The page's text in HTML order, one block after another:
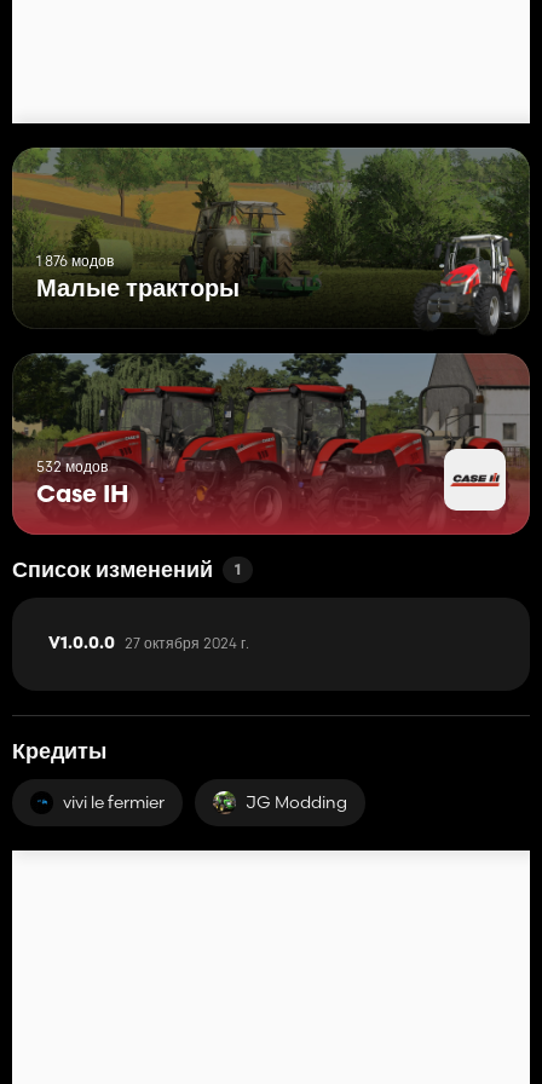
1 876 модов
Малые тракторы
532 модов
Case IH
Список изменений 1
V1.0.0.0 27 октября 2024 г.
Кредиты
vivi le fermier JG Modding